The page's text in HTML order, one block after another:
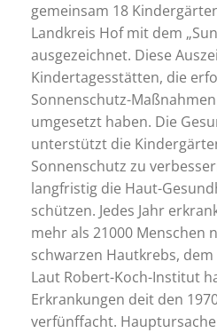
gemeinsam 18
Landkreis Hof mit dem
ausgezeichnet. Diese
Kindertagesstätten, die
Sonnenschutz-
umgesetzt haben. Die
unterstützt die
Sonnenschutz zu
langfristig die Haut-
schützen. Jedes Jahr
mehr als 21000 Menschen
schwarzen Hautkrebs,
Laut Robert-Koch-Institut
Erkrankungen deit den
verfünffacht.